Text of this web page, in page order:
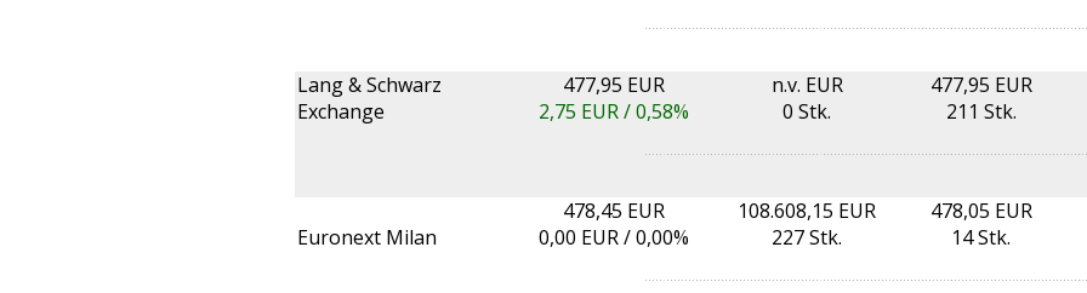
Lang & Schwarz
Exchange
477,95 EUR
2,75 EUR /0,58%
n.v. EUR
0 Stk.
477,95 EUR
211 Stk.
Euronext Milan
478,45 EUR
0,00 EUR /0,00%
108.608,15 EUR
227 Stk.
478,05 EUR
14 Stk.